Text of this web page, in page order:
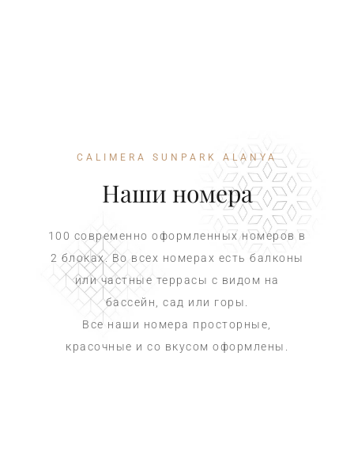
CALIMERA SUNPARK ALANYA
Наши номера
100 современно оформленных номеров в
2 блоках. Во всех номерах есть балконы
или частные террасы с видом на
бассейн, сад или горы.
Все наши номера просторные,
красочные и со вкусом оформлены.